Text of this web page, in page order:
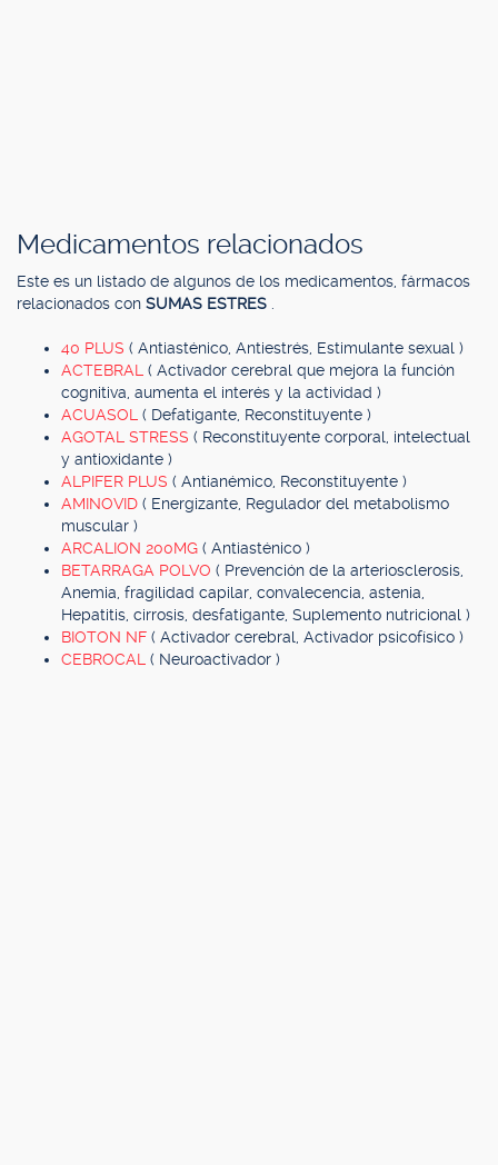
Medicamentos relacionados
Este es un listado de algunos de los medicamentos, fármacos
relacionados con SUMAS ESTRES
40 PLUS ( Antiasténico, Antiestrés, Estimulante sexual )
ACTEBRAL ( Activador cerebral que mejora la función
cognitiva, aumenta el interés y la actividad )
ACUASOL ( Defatigante, Reconstituyente )
AGOTAL STRESS ( Reconstituyente corporal, intelectual
y antioxidante )
ALPIFER PLUS ( Antianémico, Reconstituyente )
AMINOVID ( Energizante, Regulador del metabolismo
muscular )
ARCALION 200MG ( Antiasténico )
BETARRAGA POLVO ( Prevención de la arteriosclerosis,
Anemia, fragilidad capilar, convalecencia, astenia,
Hepatitis, cirrosis, desfatigante, Suplemento nutricional )
BIOTON NF ( Activador cerebral, Activador psicofísico )
CEBROCAL ( Neuroactivador )